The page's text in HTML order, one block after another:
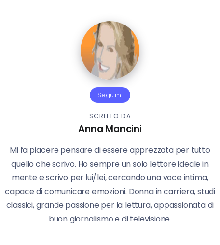
Seguimi
SCRITTO DA
Anna Mancini
Mi fa piacere pensare di essere apprezzata per tutto
quello che scrivo. Ho sempre un solo lettore ideale in
mente e scrivo per lui/lei, cercando una voce intima,
capace di comunicare emozioni. Donna in carriera, studi
classici, grande passione per la lettura, appassionata di
buon giornalismo e di televisione.